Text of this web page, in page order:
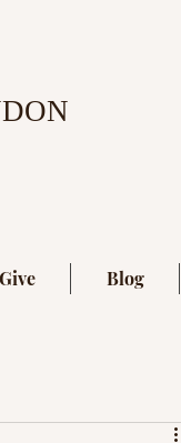
Give Blog